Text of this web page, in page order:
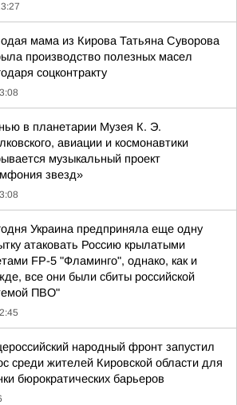
мама из Кирова Татьяна Суворова
производство полезных масел
соцконтракту
в планетарии Музея К. Э.
авиации и космонавтики
музыкальный проект
звезд»
Украина предприняла еще одну
атаковать Россию крылатыми
FP-5 "Фламинго", однако, как и
все они были сбиты российской
ПВО"
народный фронт запустил
среди жителей Кировской области для
бюрократических барьеров